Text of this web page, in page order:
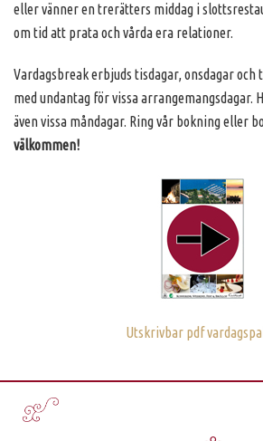
eller vänner en trerätters middag i
om tid att prata och vårda era relationer.
Vardagsbreak erbjuds tisdagar, onsdagar
med undantag för vissa arrangemangsdagar.
även vissa måndagar. Ring vår bokning eller
välkommen!
Utskrivbar pdf